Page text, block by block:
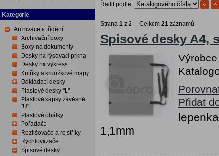
Kategorie
Archivace a třídění
Archivační boxy
Boxy na dokumenty
Desky na rýsovací prkna
Desky na výkresy
Kufříky a kroužkové mapy
Odkládací desky
Plastové desky "L"
Plastové kapsy závěsné
"U"
Plastové obálky
Pořadače
Rozlišovače a rejstříky
Rychlovazače
Spisové desky
Řadit podle:
Strana 1 z 2 Celkem 21 záznamů
Spisové desky A4,
Přidat
1,1mm